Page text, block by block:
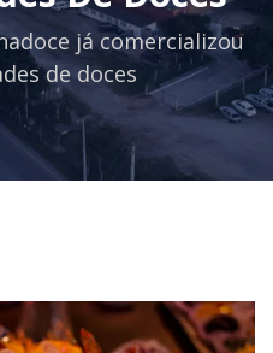
já comercializou
de doces